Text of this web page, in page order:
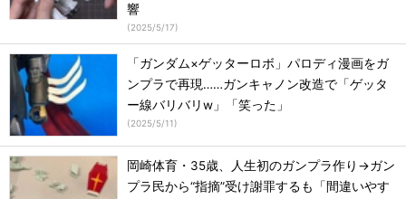
響
(2025/5/17)
「ガンダム×ゲッターロボ」パロディ漫画をガ
ンプラで再現……ガンキャノン改造で「ゲッタ
ー線バリバリw」「笑った」
(2025/5/11)
岡崎体育・35歳、人生初のガンプラ作り→ガン
プラ民から“指摘”受け謝罪するも「間違いやす